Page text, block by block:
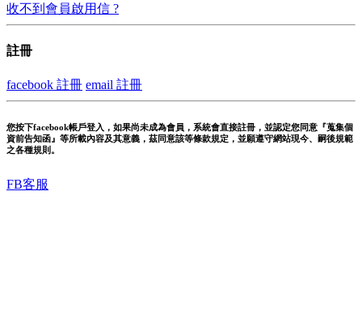
收不到會員啟用信 ?
註冊
facebook 註冊 email 註冊
您按下facebook帳戶登入，如果尚未成為會員，系統會直接註冊，並認定您同意『蒐集個
資前告知函』等所載內容及其意義，茲同意該等條款規定，並願遵守網站現今、嗣後規範
之各種規則。
FB客服